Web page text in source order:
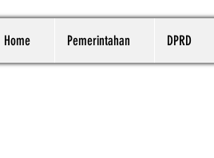
Home Pemerintahan DPRD